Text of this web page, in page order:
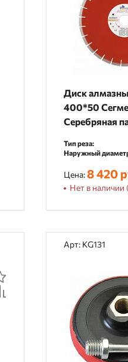
Диск
400*50
Серебряная
Тип реза:
Наружный
Цена:8 420
Нет в наличии
Арт: KG131